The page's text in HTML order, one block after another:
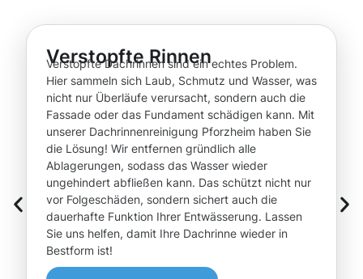
Verstopfte Rinnen
Verstopfte Dachrinnen sind ein echtes Problem.
Hier sammeln sich Laub, Schmutz und Wasser, was
nicht nur Überläufe verursacht, sondern auch die
Fassade oder das Fundament schädigen kann. Mit
unserer Dachrinnenreinigung Pforzheim haben Sie
die Lösung! Wir entfernen gründlich alle
Ablagerungen, sodass das Wasser wieder
ungehindert abfließen kann. Das schützt nicht nur
vor Folgeschäden, sondern sichert auch die
dauerhafte Funktion Ihrer Entwässerung. Lassen
Sie uns helfen, damit Ihre Dachrinne wieder in
Bestform ist!